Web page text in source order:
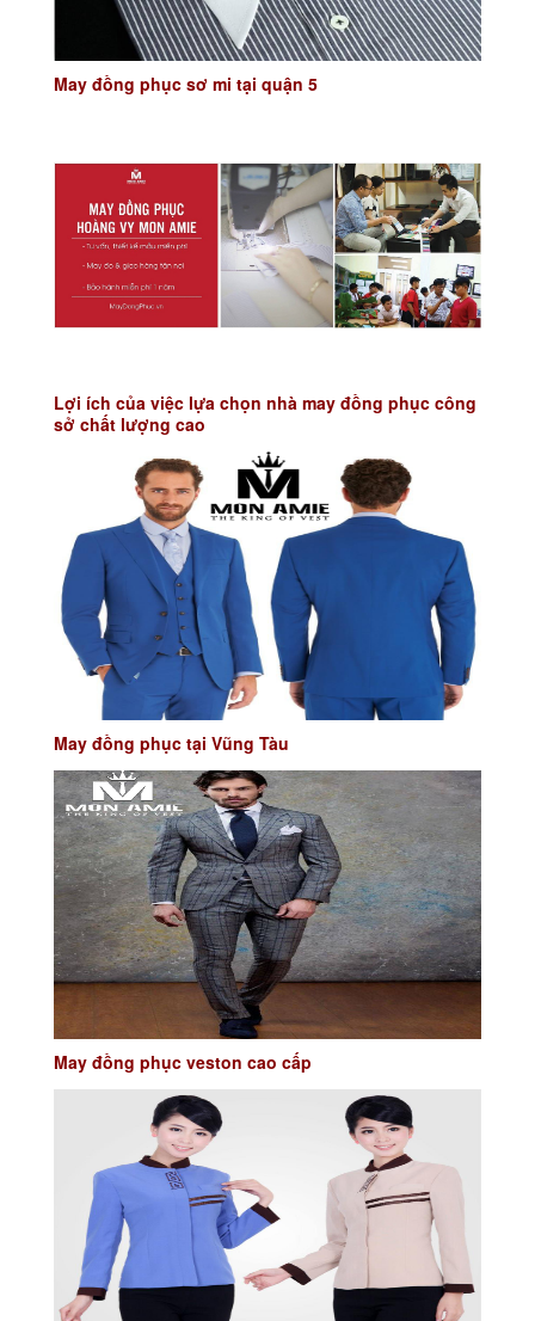
May đồng phục sơ mi tại quận 5
Lợi ích của việc lựa chọn nhà may đồng phục công
sở chất lượng cao
May đồng phục tại Vũng Tàu
May đồng phục veston cao cấp